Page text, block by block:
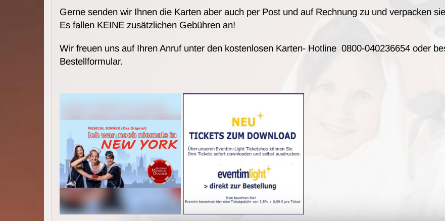
Gerne senden wir Ihnen die Karten aber auch per Post und auf Rechnung zu und verpacken
Es fallen KEINE zusätzlichen Gebühren an!
Wir freuen uns auf Ihren Anruf unter den kostenlosen Karten- Hotline 0800-040236654 oder
Bestellformular.